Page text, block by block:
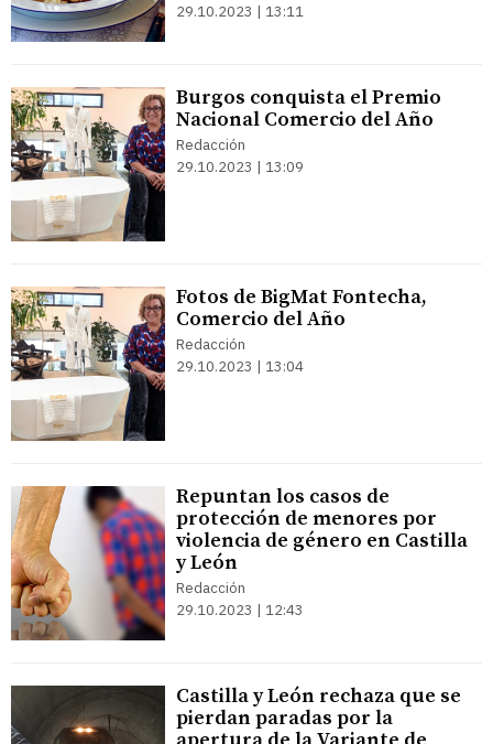
29.10.2023 | 13:11
Burgos conquista el Premio
Nacional Comercio del Año
Redacción
29.10.2023 | 13:09
Fotos de BigMat Fontecha,
Comercio del Año
Redacción
29.10.2023 | 13:04
Repuntan los casos de
protección de menores por
violencia de género en Castilla
y León
Redacción
29.10.2023 | 12:43
Castilla y León rechaza que se
pierdan paradas por la